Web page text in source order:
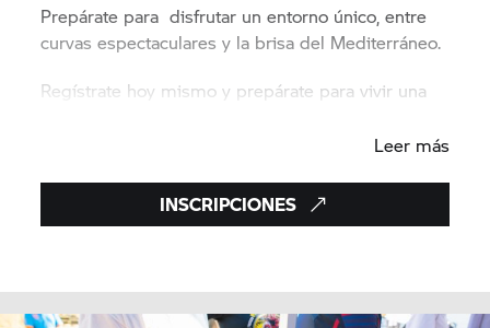
Prepárate para disfrutar un entorno único, entre
curvas espectaculares y la brisa del Mediterráneo.
Regístrate hoy mismo y prepárate para vivir una
Leer más
INSCRIPCIONES